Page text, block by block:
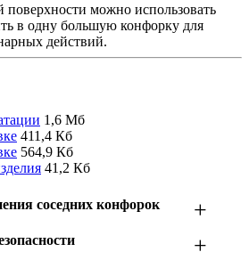
можно использовать
в одну большую конфорку для
действий.
1,6 Мб
411,4 Кб
564,9 Кб
41,2 Кб
соседних конфорок
+
+